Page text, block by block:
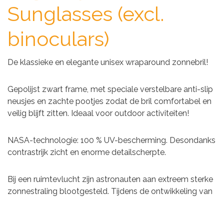
Sunglasses (excl.
binoculars)
De klassieke en elegante unisex wraparound zonnebril!
Gepolijst zwart frame, met speciale verstelbare anti-slip
neusjes en zachte pootjes zodat de bril comfortabel en
veilig blijft zitten. Ideaal voor outdoor activiteiten!
NASA-technologie: 100 % UV-bescherming. Desondanks
contrastrijk zicht en enorme detailscherpte.
Bij een ruimtevlucht zijn astronauten aan extreem sterke
zonnestraling blootgesteld. Tijdens de ontwikkeling van